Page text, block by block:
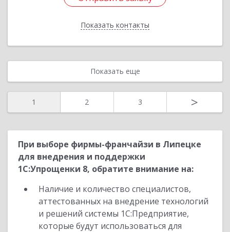
Показать контакты
Назад
Показать еще
1 2 3 >
При выборе фирмы-франчайзи в Липецке
для внедрения и поддержки
1С:Упрощенки 8, обратите внимание на:
Наличие и количество специалистов,
аттестованных на внедрение технологий
и решений системы 1С:Предприятие,
которые будут использоваться для